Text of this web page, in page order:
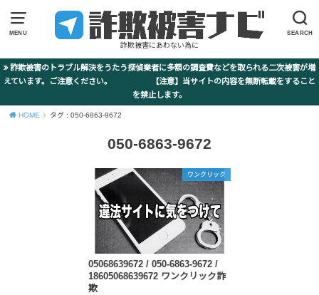
MENU SEARCH
詐欺被害にあわない為に
詐欺被害のトラブル解決をうたう探偵業者に多額の調査費などを取られる二次被害が増
えています。ご注意ください。 【注意】当サイトの内容を無断転載をすること
を禁止します。
HOME タグ : 050-6863-9672
050-6863-9672
ワンクリック
05068639672 / 050-6863-9672 /
18605068639672 ワンクリック詐
欺